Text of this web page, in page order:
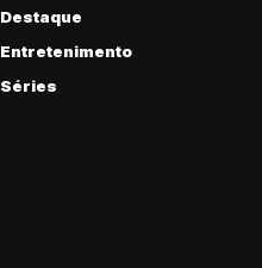
Destaque
Entretenimento
Séries